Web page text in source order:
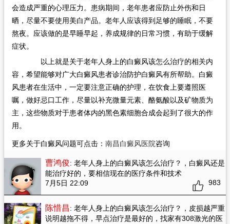
会造成严重的心理压力。患病期间，老年患者应防止外伤和日
晒，尽量不要使用美白产品。老年人应该得到足够的睡眠，不要
熬夜。应该做的是早睡早起，养成规律的日常习惯，有助于缓解
症状。
以上就是关于老年人身上的白癜风该怎么治疗的相关内
容，希望能够对广大白癜风患者诊治防护白癜风有所帮助。白癜
风患者在生活中，一定要注意正确的护理，在饮食上要遵照医
嘱，做好忌口工作，尽量以补充微量元素、酪氨酸以及矿物质为
主，这些物质对于患者体内的黑色素细胞合成会起到了很大的作
用。
更多关于白癜风问题可点击： 南昌白癜风医院咨询
曹鸿俊: 老年人身上的白癜风该怎么治疗？ ，白癜风还是
能治疗好的，要相信现在的医疗条件和技术
7月5日 22:09
983
陈惜昌: 老年人身上的白癜风该怎么治疗？ ，皮损越严重
说明越拖不得，早点治疗是最好的，找家有308激光的医